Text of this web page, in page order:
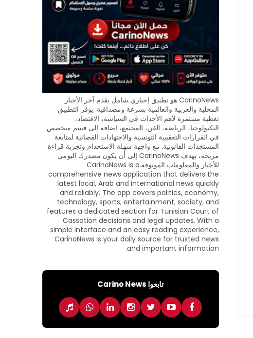
CarinoNews هو تطبيق إخباري شامل يقدم آخر الأخبار
المحلية والعربية والعالمية بسرعة ومصداقية. يوفر التطبيق
تغطية مستمرة لأهم الأحداث في السياسة، الاقتصاد،
التكنولوجيا، الرياضة، الفن، المجتمع، إضافة إلى قسم متخصص
في القرارات التعقيبية التونسية والاجتهادات القضائية لمتابعة
المستجدات القانونية. مع واجهة سهلة الاستخدام وتجربة قراءة
مريحة، يهدف CarinoNews إلى أن يكون مصدرك اليومي
للأخبار والمعلومات الموثوقة.CarinoNews is a
comprehensive news application that delivers the
latest local, Arab and international news quickly
and reliably. The app covers politics, economy,
technology, sports, entertainment, society, and
features a dedicated section for Tunisian Court of
Cassation decisions and legal updates. With a
simple interface and an easy reading experience,
CarinoNews is your daily source for trusted news
and important information.
تابعوا Carino News